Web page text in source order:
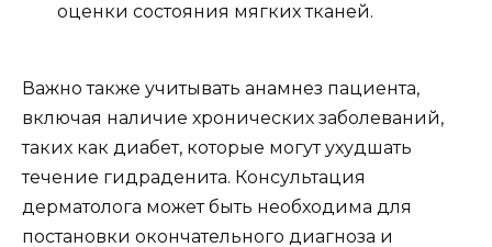
оценки состояния мягких тканей.
Важно также учитывать анамнез пациента,
включая наличие хронических заболеваний,
таких как диабет, которые могут ухудшать
течение гидраденита. Консультация
дерматолога может быть необходима для
постановки окончательного диагноза и